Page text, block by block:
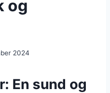
og
2024
En sund og